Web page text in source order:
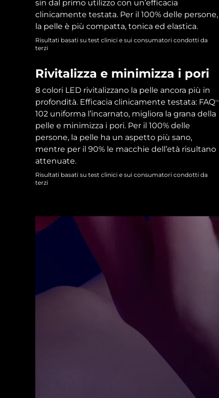
sin dal primo utilizzo con un’efficacia
clinicamente testata. Per il 100% delle persone,
la pelle è più compatta, tonica ed elastica.
Risultati basati su test clinici e sui consumatori condotti da
terzi
Rivitalizza e minimizza i pori
8 colori LED rivitalizzano la pelle ancora più in
profondità. Efficacia clinicamente testata: FAQTM
102 uniforma l’incarnato, migliora la grana della
pelle e minimizza i pori. Per il 100% delle
persone, la pelle ha un aspetto più sano,
mentre per il 90% le macchie dell’età risultano
attenuate.
Risultati basati su test clinici e sui consumatori condotti da
terzi
PEACH™ Cooling Prep Gel
Cooling IPL hair removal gel
Recurring acne LED therapy
ESPADA™ 2
ESPADA™ Blemish Solution
Concentrated acne gel
Dispositivi ESPADA™
All acne treatment devices
Microcurrent line smoothing device
IRIS™ 2
Skincare per contorno occhi
Advanced eye care treatment
Dispositivi per contorno occhi
All revitalizing eye massagers
Cura dei pori
KIWI™
Blackhead remover
Skincare KIWI™
Advanced pore care essentials
Cura dei capelli
FLIP™ play advanced
LED light hairbrush
LUNA™ Dual-Peptide Scalp
Serum
For healthy hair
Sbiancamento
dentale
issa™ Teeth Whitening Set
Dual LED + sonic device & 18% PAP gel
issa™ Teeth Whitening Gel
18% PAP
DI PIÙ
Cosmetici
Vedi tutto
APP FOREO